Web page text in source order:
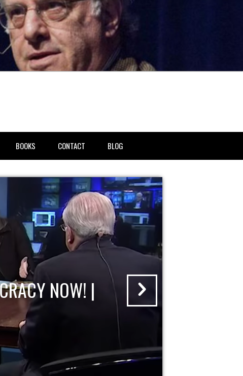
BOOKS CONTACT BLOG
NOW! |